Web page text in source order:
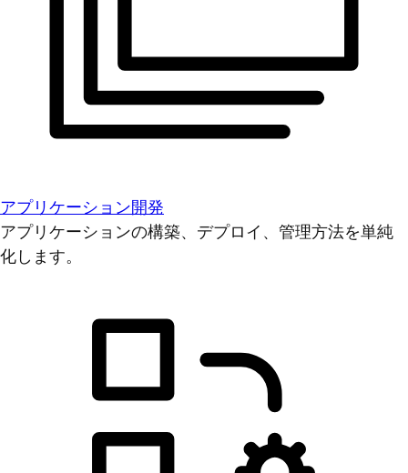
アプリケーション開発
アプリケーションの構築、デプロイ、管理方法を単純
化します。